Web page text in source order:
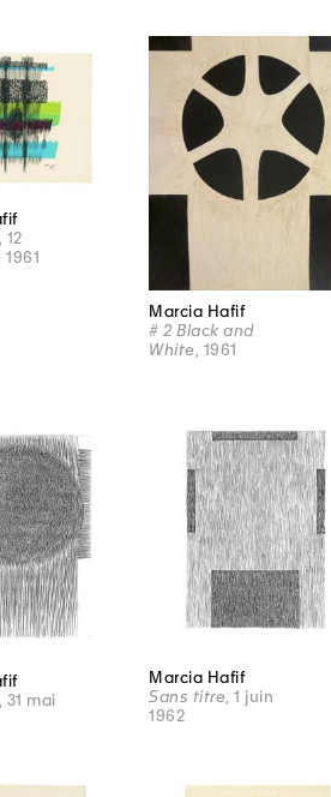
, 12
Marcia Hafif
# 2 Black and
White , 1961
, 31 mai
Marcia Hafif
Sans titre, 1 juin
1962